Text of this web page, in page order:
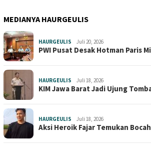
MEDIANYA HAURGEULIS
HAURGEULIS Juli 20, 2026
PWI Pusat Desak Hotman Paris
HAURGEULIS Juli 18, 2026
KIM Jawa Barat Jadi Ujung
HAURGEULIS Juli 18, 2026
Aksi Heroik Fajar Temukan